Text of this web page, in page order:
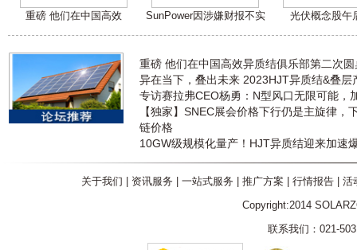
重磅 他们在中国高效 SunPower因涉嫌财报不实 光伏概念股午
重磅 他们在中国高效异质结俱乐部第二次
异在当下，叠出未来 2023HJT异质结&叠层
专访赛拉弗CEO杨勇：N型风口无限可能，
【独家】SNEC展会价格下行仍是主旋律，
链价格
10GW级规模化量产！HJT异质结迎来加速
关于我们 资讯服务 一站式服务 推广方案 行情报告| 活
Copyright:2014
联系我们：021-